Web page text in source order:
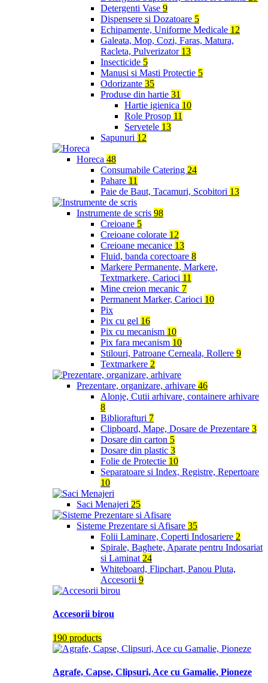
Detergenti Vase 9
Dispensere si Dozatoare 5
Echipamente, Uniforme Medicale 12
Galeata, Mop, Cozi, Faras, Matura,
Racleta, Pulverizator 13
Insecticide 5
Manusi si Masti Protectie 5
Odorizante 35
Produse din hartie 31
Hartie igienica 10
Role Prosop 11
Servetele 13
Sapunuri 12
Horeca 48
Consumabile Catering 24
Pahare 11
Paie de Baut, Tacamuri, Scobitori 13
Instrumente de scris 98
Creioane 5
Creioane colorate 12
Creioane mecanice 13
Fluid, banda corectoare 8
Markere Permanente, Markere,
Textmarkere, Carioci 11
Mine creion mecanic 7
Permanent Marker, Carioci 10
Pix
Pix cu gel 16
Pix cu mecanism 10
Pix fara mecanism 10
Stilouri, Patroane Cerneala, Rollere 9
Textmarkere 2
Prezentare, organizare, arhivare 46
Alonje, Cutii arhivare, containere arhivare
8
Bibliorafturi 7
Clipboard, Mape, Dosare de Prezentare 3
Dosare din carton 5
Dosare din plastic 3
Folie de Protectie 10
Separatoare si Index, Registre, Repertoare
10
Saci Menajeri 25
Sisteme Prezentare si Afisare 35
Folii Laminare, Coperti Indosariere 2
Spirale, Baghete, Aparate pentru Indosariat
si Laminat 24
Whiteboard, Flipchart, Panou Pluta,
Accesorii 9
Accesorii birou
190 products
Agrafe, Capse, Clipsuri, Ace cu Gamalie, Pioneze